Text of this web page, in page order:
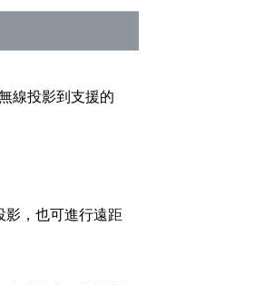
線投影到支援的
影，也可進行遠距